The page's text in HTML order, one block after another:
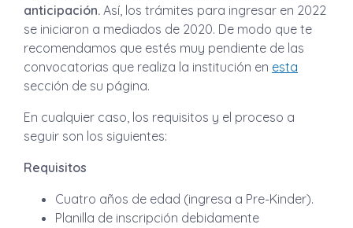
anticipación. Así, los trámites para ingresar en 2022
se iniciaron a mediados de 2020. De modo que te
recomendamos que estés muy pendiente de las
convocatorias que realiza la institución en esta
sección de su página.
En cualquier caso, los requisitos y el proceso a
seguir son los siguientes:
Requisitos
Cuatro años de edad (ingresa a Pre-Kinder).
Planilla de inscripción debidamente